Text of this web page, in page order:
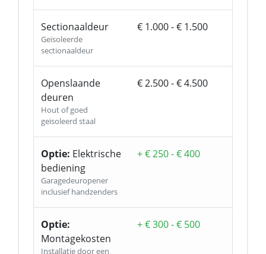
Sectionaaldeur
Geïsoleerde
sectionaaldeur
€ 1.000 - € 1.500
Openslaande
deuren
Hout of goed
geïsoleerd staal
€ 2.500 - € 4.500
Optie: Elektrische
bediening
Garagedeuropener
inclusief handzenders
+ € 250 - € 400
Optie:
Montagekosten
Installatie door een
+ € 300 - € 500